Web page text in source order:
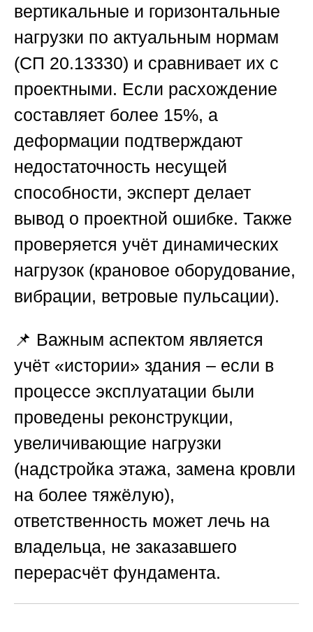
вертикальные и горизонтальные
нагрузки по актуальным нормам
(СП 20.13330) и сравнивает их с
проектными. Если расхождение
составляет более 15%, а
деформации подтверждают
недостаточность несущей
способности, эксперт делает
вывод о проектной ошибке. Также
проверяется учёт динамических
нагрузок (крановое оборудование,
вибрации, ветровые пульсации).
📌 Важным аспектом является
учёт «истории» здания – если в
процессе эксплуатации были
проведены реконструкции,
увеличивающие нагрузки
(надстройка этажа, замена кровли
на более тяжёлую),
ответственность может лечь на
владельца, не заказавшего
перерасчёт фундамента.